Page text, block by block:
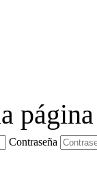
Contraseña